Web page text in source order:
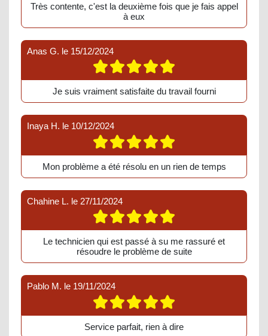
Très contente, c'est la deuxième fois que je fais appel
à eux
Anas G. le 15/12/2024
Je suis vraiment satisfaite du travail fourni
Inaya H. le 10/12/2024
Mon problème a été résolu en un rien de temps
Chahine L. le 27/11/2024
Le technicien qui est passé à su me rassuré et
résoudre le problème de suite
Pablo M. le 19/11/2024
Service parfait, rien à dire